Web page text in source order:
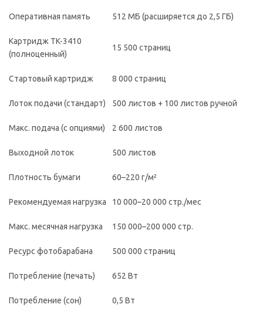
Оперативная память 512 МБ (расширяется до 2,5 ГБ)
Картридж TK-3410
(полноценный)
15 500 страниц
Стартовый картридж 8 000 страниц
Лоток подачи (стандарт) 500 листов + 100 листов ручной
Макс. подача (с опциями) 2 600 листов
Выходной лоток 500 листов
Плотность бумаги 60–220 г/м²
Рекомендуемая нагрузка 10 000–20 000 стр./мес
Макс. месячная нагрузка 150 000–200 000 стр.
Ресурс фотобарабана 500 000 страниц
Потребление (печать) 652 Вт
Потребление (сон) 0,5 Вт